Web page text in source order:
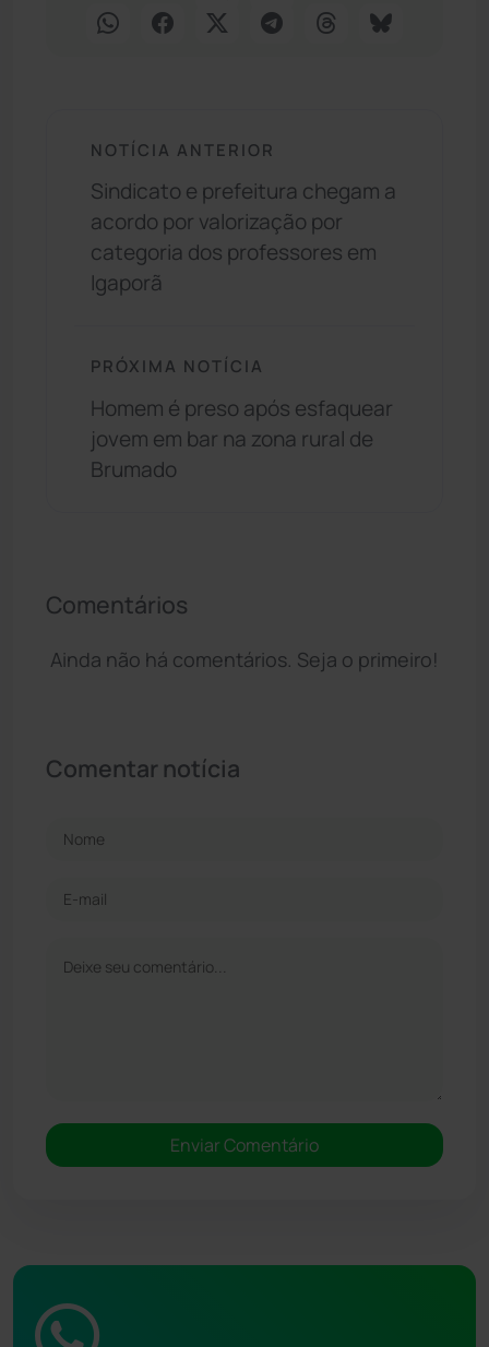
NOTÍCIA ANTERIOR
Sindicato e prefeitura chegam a
acordo por valorização por
categoria dos professores em
Igaporã
PRÓXIMA NOTÍCIA
Homem é preso após esfaquear
jovem em bar na zona rural de
Brumado
Comentários
Ainda não há comentários. Seja o primeiro!
Comentar notícia